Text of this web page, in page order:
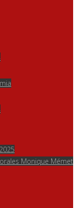
Monique Mémet